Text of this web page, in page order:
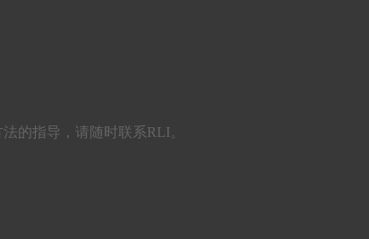
的指导，请随时联系RLI。